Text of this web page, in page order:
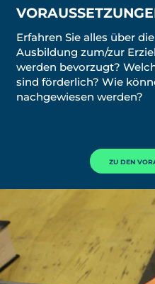
Erfahren Sie alles über
Ausbildung zum/zur
werden bevorzugt?
sind förderlich? Wie
nachgewiesen werden?
ZU DEN